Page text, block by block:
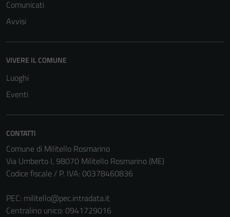
Comunicati
Avvisi
VIVERE IL COMUNE
Luoghi
Eventi
CONTATTI
Comune di Militello Rosmarino
Via Umberto I, 98070 Militello Rosmarino (ME)
Codice fiscale / P. IVA: 00378460836
PEC: militello@pec.intradata.it
Centralino unico: 0941729016